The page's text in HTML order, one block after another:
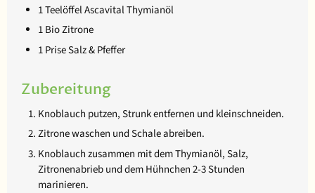
1 Teelöffel Ascavital Thymianöl
1 Bio Zitrone
1 Prise Salz & Pfeffer
Zubereitung
Knoblauch putzen, Strunk entfernen und kleinschneiden.
Zitrone waschen und Schale abreiben.
Knoblauch zusammen mit dem Thymianöl, Salz,
Zitronenabrieb und dem Hühnchen 2-3 Stunden
marinieren.